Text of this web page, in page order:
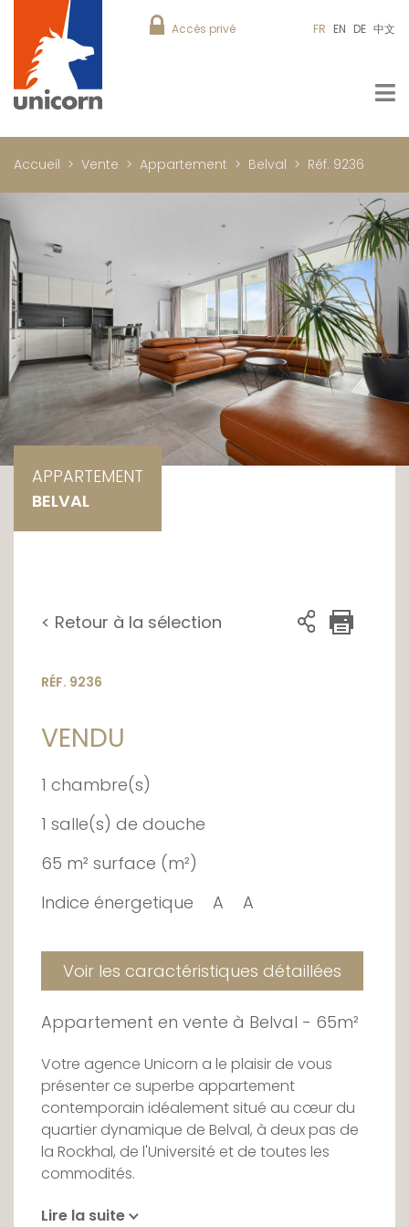
Accès privé FR EN DE 中文
Accueil Vente Appartement Belval Réf. 9236
APPARTEMENT
BELVAL
< Retour à la sélection
RÉF. 9236
VENDU
1 chambre(s)
1 salle(s) de douche
65 m² surface (m²)
Indice énergetique
A A
Voir les caractéristiques détaillées
Appartement en vente à Belval - 65m²
Votre agence Unicorn a le plaisir de vous
présenter ce superbe appartement
contemporain idéalement situé au cœur du
quartier dynamique de Belval, à deux pas de
la Rockhal, de l'Université et de toutes les
commodités.
Situé dans une résidence récente et soignée,
Lire la suite